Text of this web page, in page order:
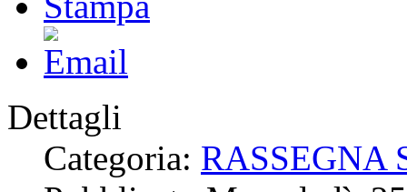
Dettagli
Categoria: RASSEGNA